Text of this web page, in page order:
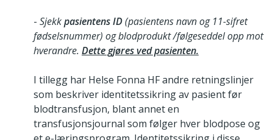
- Sjekkpasientens ID(pasientens navn og 11-sifret
fødselsnummer) og blodprodukt /følgeseddel opp mot
hverandre. Dette gjøres ved pasienten.
I tillegg har Helse Fonna HF andre retningslinjer
som beskriver identitetssikring av pasient før
blodtransfusjon, blant annet en
transfusjonsjournal som følger hver blodpose og